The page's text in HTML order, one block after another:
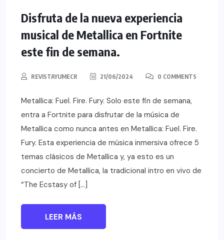
Disfruta de la nueva experiencia
musical de Metallica en Fortnite
este fin de semana.
REVISTAYUMECR 21/06/2024 0 COMMENTS
Metallica: Fuel. Fire. Fury. Solo este fin de semana,
entra a Fortnite para disfrutar de la música de
Metallica como nunca antes en Metallica: Fuel. Fire.
Fury. Esta experiencia de música inmersiva ofrece 5
temas clásicos de Metallica y, ya esto es un
concierto de Metallica, la tradicional intro en vivo de
“The Ecstasy of […]
LEER MÁS